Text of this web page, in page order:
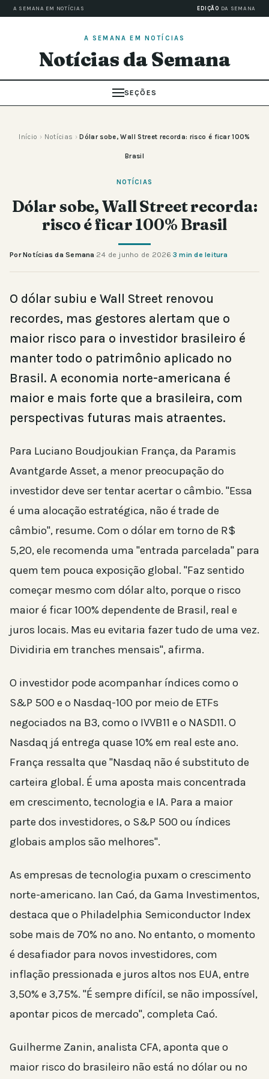
A SEMANA EM NOTÍCIAS EDIÇÃO DA SEMANA
A SEMANA EM NOTÍCIAS
Notícias da Semana
SEÇÕES
Início › Notícias › Dólar sobe, Wall Street recorda: risco é ficar 100%
Brasil
NOTÍCIAS
Dólar sobe, Wall Street recorda:
risco é ficar 100% Brasil
Por Notícias da Semana·24 de junho de 2026·3 min de leitura
O dólar subiu e Wall Street renovou
recordes, mas gestores alertam que o
maior risco para o investidor brasileiro é
manter todo o patrimônio aplicado no
Brasil. A economia norte-americana é
maior e mais forte que a brasileira, com
perspectivas futuras mais atraentes.
Para Luciano Boudjoukian França, da Paramis
Avantgarde Asset, a menor preocupação do
investidor deve ser tentar acertar o câmbio. "Essa
é uma alocação estratégica, não é trade de
câmbio", resume. Com o dólar em torno de R$
5,20, ele recomenda uma "entrada parcelada" para
quem tem pouca exposição global. "Faz sentido
começar mesmo com dólar alto, porque o risco
maior é ficar 100% dependente de Brasil, real e
juros locais. Mas eu evitaria fazer tudo de uma vez.
Dividiria em tranches mensais", afirma.
O investidor pode acompanhar índices como o
S&P 500 e o Nasdaq-100 por meio de ETFs
negociados na B3, como o IVVB11 e o NASD11. O
Nasdaq já entrega quase 10% em real este ano.
França ressalta que "Nasdaq não é substituto de
carteira global. É uma aposta mais concentrada
em crescimento, tecnologia e IA. Para a maior
parte dos investidores, o S&P 500 ou índices
globais amplos são melhores".
As empresas de tecnologia puxam o crescimento
norte-americano. Ian Caó, da Gama Investimentos,
destaca que o Philadelphia Semiconductor Index
sobe mais de 70% no ano. No entanto, o momento
é desafiador para novos investidores, com
inflação pressionada e juros altos nos EUA, entre
3,50% e 3,75%. "É sempre difícil, se não impossível,
apontar picos de mercado", completa Caó.
Guilherme Zanin, analista CFA, aponta que o
maior risco do brasileiro não está no dólar ou no